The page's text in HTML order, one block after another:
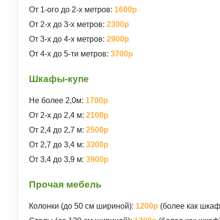
От 1-ого до 2-х метров: 1600р
От 2-х до 3-х метров: 2300р
От 3-х до 4-х метров: 2900р
От 4-х до 5-ти метров: 3700р
Шкафы-купе
Не более 2,0м: 1700р
От 2-х до 2,4 м: 2100р
От 2,4 до 2,7 м: 2500р
От 2,7 до 3,4 м: 3300р
От 3,4 до 3,9 м: 3900р
Прочая мебель
Колонки (до 50 см шириной): 1200р (более как